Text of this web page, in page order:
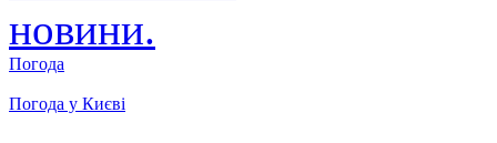
Погода
Погода у Києві